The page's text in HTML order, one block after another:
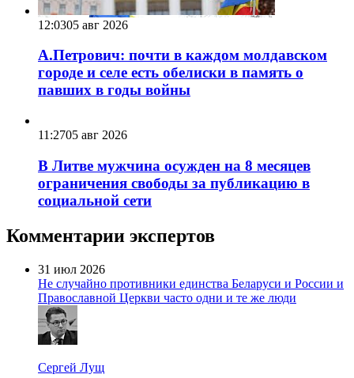
12:0305 авг 2026
А.Петрович: почти в каждом молдавском
городе и селе есть обелиски в память о
павших в годы войны
11:2705 авг 2026
В Литве мужчина осужден на 8 месяцев
ограничения свободы за публикацию в
социальной сети
Комментарии экспертов
31 июл 2026
Не случайно противники единства Беларуси и России и
Православной Церкви часто одни и те же люди
Сергей Лущ